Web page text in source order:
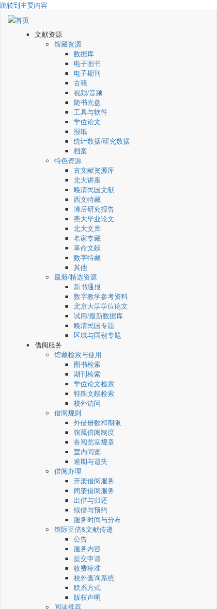
跳转到主要内容
文献资源
馆藏资源
数据库
电子图书
电子期刊
古籍
视频/音频
随书光盘
工具与软件
学位论文
报纸
统计数据/研究数据
档案
特色资源
古文献资源库
北大讲座
晚清民国文献
西文特藏
博后研究报告
燕大毕业论文
北大文库
名家专藏
革命文献
数字特藏
其他
最新/精选资源
新书通报
数字教学参考资料
北京大学学位论文
试用/最新数据库
晚清民国专题
区域与国别专题
借阅服务
馆藏检索与使用
图书检索
期刊检索
学位论文检索
特殊文献检索
校外访问
借阅规则
外借册数和期限
馆藏借阅制度
各阅览室规章
室内阅览
逾期与遗失
借阅办理
开架借阅服务
闭架借阅服务
出借与归还
续借与预约
服务时间与分布
馆际互借&文献传递
公告
服务内容
提交申请
收费标准
校外查询系统
联系方式
版权声明
阅读推荐